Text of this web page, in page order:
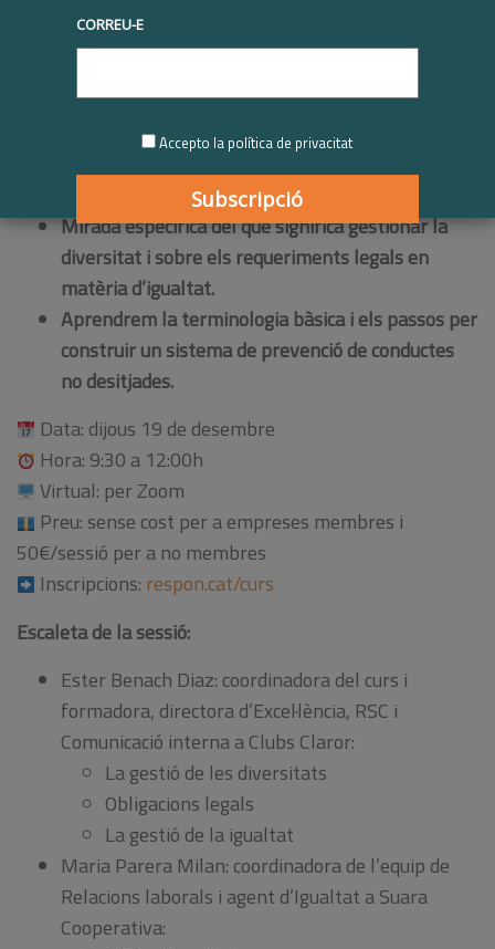
Totes les organitzacions, tant públiques com
que promouen la igualtat de gènere en l’entorn
laboral, segons la Llei Orgànica 2/2024, d’1
equilibrada de dones i homes.
Mirada específica del que significa gestionar la
diversitat i sobre els requeriments legals en
matèria d’igualtat.
Aprendrem la terminologia bàsica i els passos per
construir un sistema de prevenció de conductes
no desitjades.
Data: dijous 19 de desembre
Hora: 9:30 a 12:00h
Virtual: per Zoom
Preu: sense cost per a empreses membres i
50€/sessió per a no membres
Inscripcions: respon.cat/curs
Escaleta de la sessió:
Ester Benach Diaz: coordinadora del curs i
formadora, directora d’Excel·lència, RSC i
Comunicació interna a Clubs Claror:
La gestió de les diversitats
Obligacions legals
La gestió de la igualtat
Maria Parera Milan: coordinadora de l’equip de
Relacions laborals i agent d’Igualtat a Suara
Cooperativa:
CORREU-E
Accepto la política de privacitat